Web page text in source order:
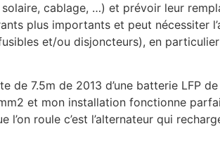
cablage, …) et prévoir leur
plus importants et peut nécessiter
et/ou disjoncteurs), en
7.5m de 2013 d’une batterie LFP
et mon installation fonctionne
roule c’est l’alternateur qui